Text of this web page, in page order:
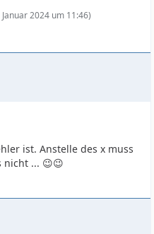
Januar 2024 um 11:46)
ist. Anstelle des x muss
nicht ... 😉😉